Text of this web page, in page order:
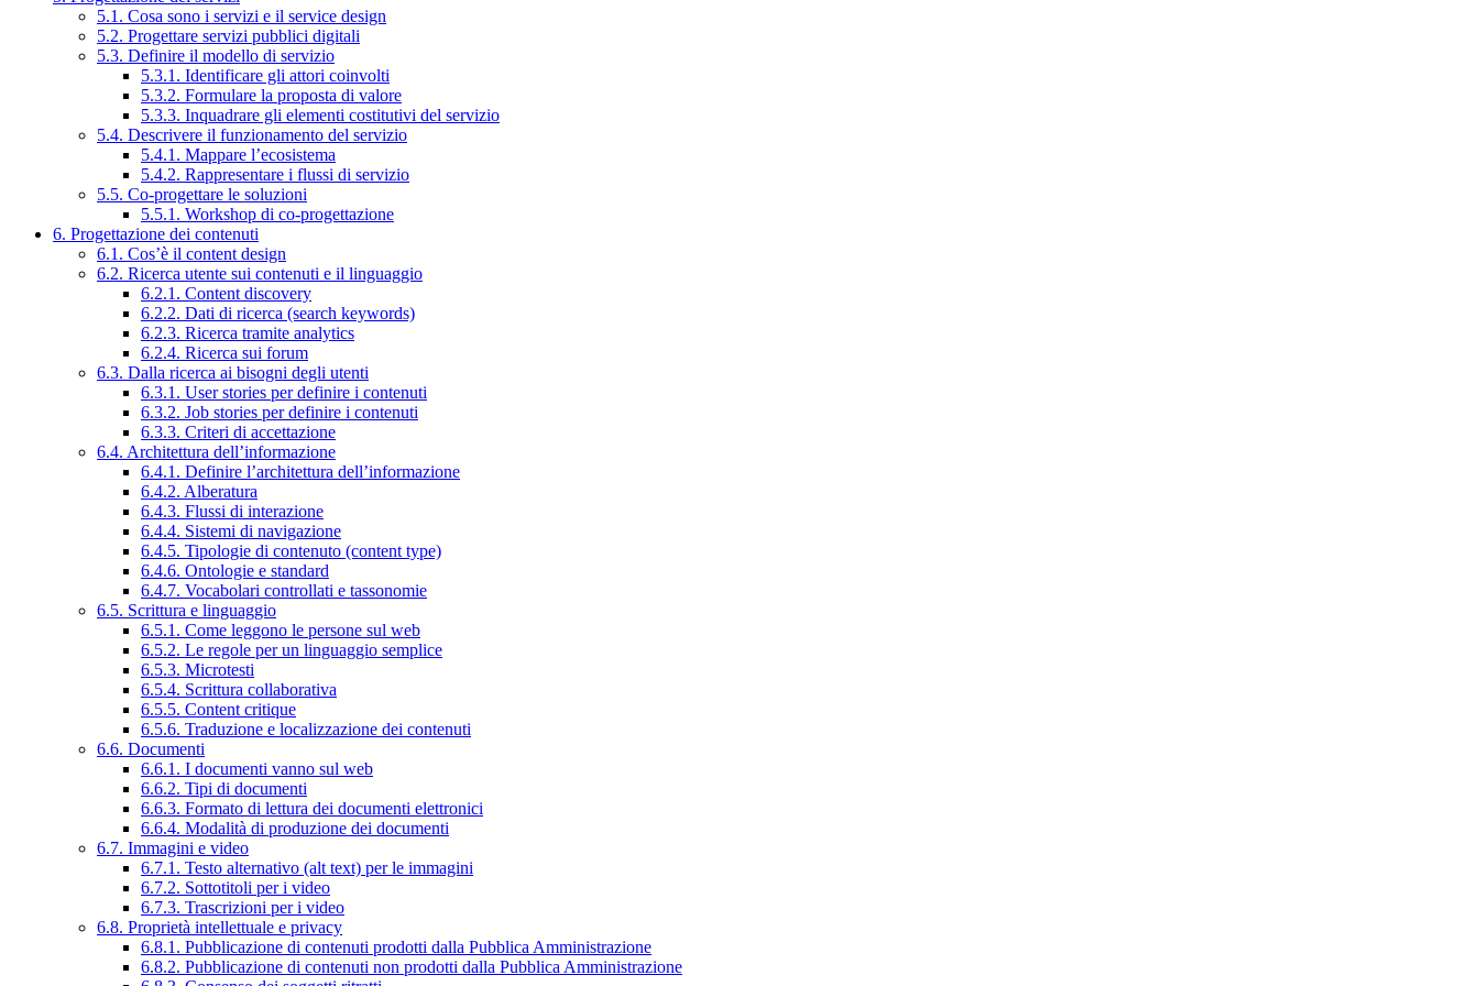
5.1. Cosa sono i servizi e il service design
5.2. Progettare servizi pubblici digitali
5.3. Definire il modello di servizio
5.3.1. Identificare gli attori coinvolti
5.3.2. Formulare la proposta di valore
5.3.3. Inquadrare gli elementi costitutivi del servizio
5.4. Descrivere il funzionamento del servizio
5.4.1. Mappare l’ecosistema
5.4.2. Rappresentare i flussi di servizio
5.5. Co-progettare le soluzioni
5.5.1. Workshop di co-progettazione
6. Progettazione dei contenuti
6.1. Cos’è il content design
6.2. Ricerca utente sui contenuti e il linguaggio
6.2.1. Content discovery
6.2.2. Dati di ricerca (search keywords)
6.2.3. Ricerca tramite analytics
6.2.4. Ricerca sui forum
6.3. Dalla ricerca ai bisogni degli utenti
6.3.1. User stories per definire i contenuti
6.3.2. Job stories per definire i contenuti
6.3.3. Criteri di accettazione
6.4. Architettura dell’informazione
6.4.1. Definire l’architettura dell’informazione
6.4.2. Alberatura
6.4.3. Flussi di interazione
6.4.4. Sistemi di navigazione
6.4.5. Tipologie di contenuto (content type)
6.4.6. Ontologie e standard
6.4.7. Vocabolari controllati e tassonomie
6.5. Scrittura e linguaggio
6.5.1. Come leggono le persone sul web
6.5.2. Le regole per un linguaggio semplice
6.5.3. Microtesti
6.5.4. Scrittura collaborativa
6.5.5. Content critique
6.5.6. Traduzione e localizzazione dei contenuti
6.6. Documenti
6.6.1. I documenti vanno sul web
6.6.2. Tipi di documenti
6.6.3. Formato di lettura dei documenti elettronici
6.6.4. Modalità di produzione dei documenti
6.7. Immagini e video
6.7.1. Testo alternativo (alt text) per le immagini
6.7.2. Sottotitoli per i video
6.7.3. Trascrizioni per i video
6.8. Proprietà intellettuale e privacy
6.8.1. Pubblicazione di contenuti prodotti dalla Pubblica Amministrazione
6.8.2. Pubblicazione di contenuti non prodotti dalla Pubblica Amministrazione